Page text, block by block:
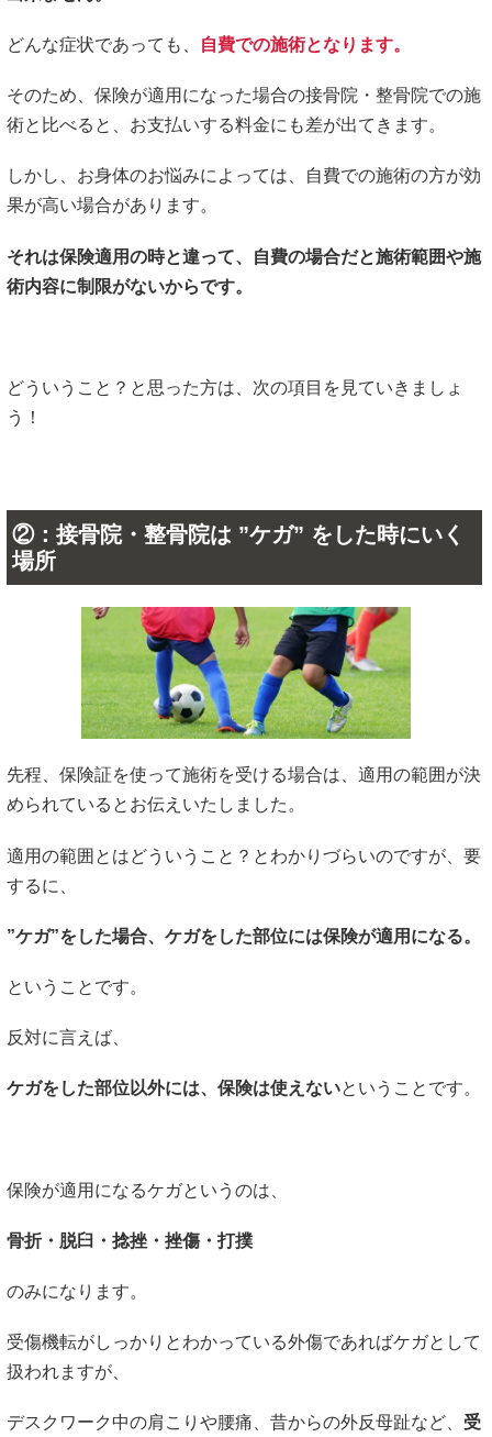
どんな症状であっても、 自費での施術となります。
そのため、保険が適用になった場合の接骨院・整骨院での施
術と比べると、お支払いする料金にも差が出てきます。
しかし、お身体のお悩みによっては、自費での施術の方が効
果が高い場合があります。
それは保険適用の時と違って、自費の場合だと施術範囲や施
術内容に制限がないからです。
どういうこと？と思った方は、次の項目を見ていきましょ
う！
②：接骨院・整骨院は ”ケガ” をした時にいく
場所
先程、保険証を使って施術を受ける場合は、適用の範囲が決
められているとお伝えいたしました。
適用の範囲とはどういうこと？とわかりづらいのですが、要
するに、
”ケガ”をした場合、ケガをした部位には保険が適用になる。
ということです。
反対に言えば、
ケガをした部位以外には、保険は使えないということです。
保険が適用になるケガというのは、
骨折・脱臼・捻挫・挫傷・打撲
のみになります。
受傷機転がしっかりとわかっている外傷であればケガとして
扱われますが、
デスクワーク中の肩こりや腰痛、昔からの外反母趾など、 受